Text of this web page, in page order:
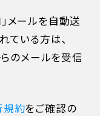
30%
40%
50%
メールを自動送
ている方は､
のメールを受信
規約をご確認の